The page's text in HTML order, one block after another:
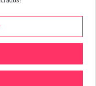
y divertirte.